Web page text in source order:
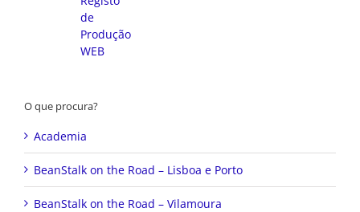
O que procura?
Academia
BeanStalk on the Road – Lisboa e Porto
BeanStalk on the Road – Vilamoura